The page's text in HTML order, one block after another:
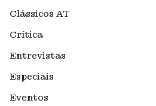
Clássicos AT
Crítica
Entrevistas
Especiais
Eventos